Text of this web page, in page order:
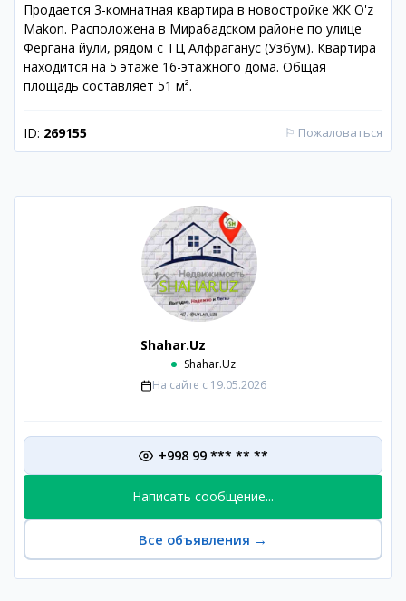
Продается 3-комнатная квартира в новостройке ЖК O'z
Makon. Расположена в Мирабадском районе по улице
Фергана йули, рядом с ТЦ Алфраганус (Узбум). Квартира
находится на 5 этаже 16-этажного дома. Общая
площадь составляет 51 м².
ID: 269155 ⚐ Пожаловаться
Shahar.Uz
Shahar.Uz
На сайте с 19.05.2026
+998 99 *** ** **
Написать сообщение...
Все объявления →